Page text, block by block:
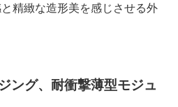
精緻な造形美を感じさせる外
ング、耐衝撃薄型モジュ